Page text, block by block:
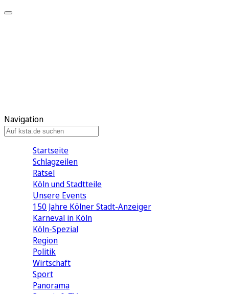
Navigation
Startseite
Schlagzeilen
Rätsel
Köln und Stadtteile
Unsere Events
150 Jahre Kölner Stadt-Anzeiger
Karneval in Köln
Köln-Spezial
Region
Politik
Wirtschaft
Sport
Panorama